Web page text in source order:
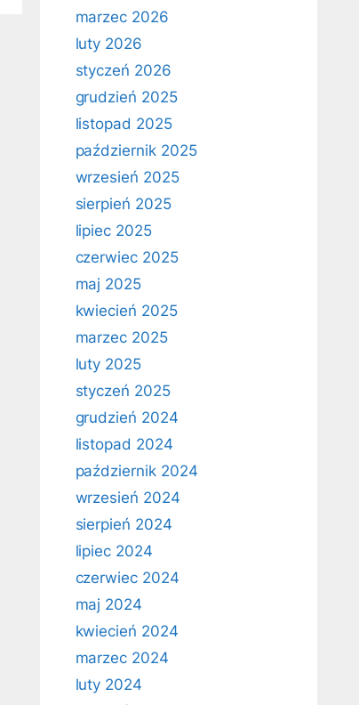
marzec 2026
luty 2026
styczeń 2026
grudzień 2025
listopad 2025
październik 2025
wrzesień 2025
sierpień 2025
lipiec 2025
czerwiec 2025
maj 2025
kwiecień 2025
marzec 2025
luty 2025
styczeń 2025
grudzień 2024
listopad 2024
październik 2024
wrzesień 2024
sierpień 2024
lipiec 2024
czerwiec 2024
maj 2024
kwiecień 2024
marzec 2024
luty 2024